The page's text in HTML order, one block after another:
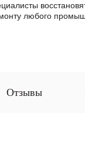
любого
Отзывы